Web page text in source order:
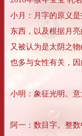
小月：月字的原义
东西，以及根据月
又被认为是太阴之
也多与女性有关，因
小明：象征光明。意
阿一：数目字。整